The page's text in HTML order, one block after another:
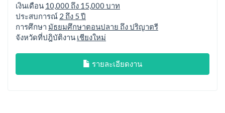
เงินเดือน 10,000 ถึง 15,000 บาท
ประสบการณ์ 2 ถึง 5 ปี
การศึกษา มัธยมศึกษาตอนปลาย ถึง ปริญาตรี
จังหวัดที่ปฎิบัติงาน เชียงใหม่
รายละเอียดงาน